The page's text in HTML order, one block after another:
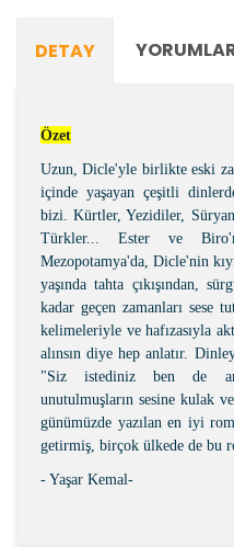
DETAY
Özet
Uzun, Dicle'yle birlikte eski
içinde yaşayan çeşitli
bizi. Kürtler, Yezidiler,
Türkler... Ester ve
Mezopotamya'da, Dicle'nin
yaşında tahta çıkışından,
kadar geçen zamanları sese
kelimeleriyle ve hafızasıyla
alınsın diye hep anlatır.
"Siz istediniz ben de
unutulmuşların sesine kulak
günümüzde yazılan en iyi
getirmiş, birçok ülkede de bu
- Yaşar Kemal-